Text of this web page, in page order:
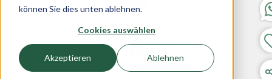
können Sie dies unten ablehnen.
Cookies auswählen
Akzeptieren Ablehnen